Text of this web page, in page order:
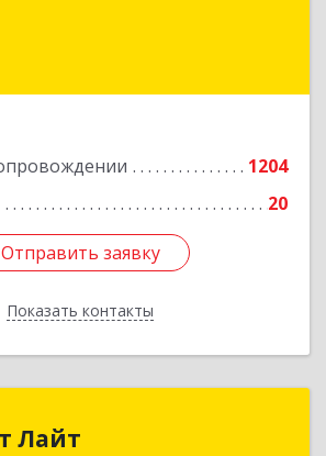
1204
20
Отправить заявку
Показать контакты
край, Ставрополь г,
Отправить заявку
Назад
Лайт